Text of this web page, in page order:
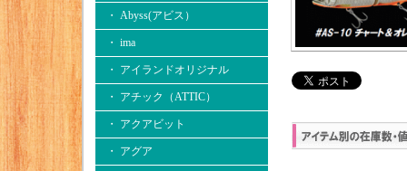
・ Abyss(アビス）
・ ima
・ アイランドオリジナル
・ アチック（ATTIC）
・ アクアビット
・ アグア